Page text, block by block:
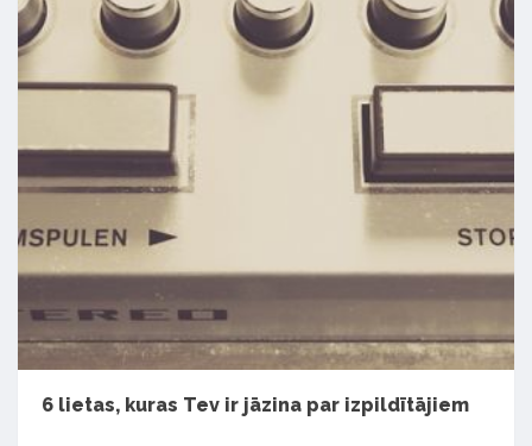
6 lietas, kuras Tev ir jāzina par izpildītājiem